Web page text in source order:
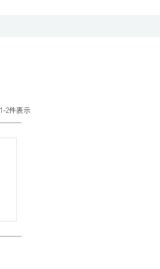
1-2件表示